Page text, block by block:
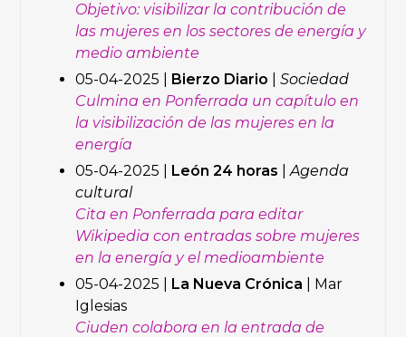
Objetivo: visibilizar la contribución de
las mujeres en los sectores de energía y
medio ambiente
05-04-2025 |
Bierzo Diario |Sociedad
Culmina en Ponferrada un capítulo en
la visibilización de las mujeres en la
energía
05-04-2025 |
León 24 horas |Agenda
cultural
Cita en Ponferrada para editar
Wikipedia con entradas sobre mujeres
en la energía y el medioambiente
05-04-2025 |
La Nueva Crónica | Mar
Iglesias
Ciuden colabora en la entrada de